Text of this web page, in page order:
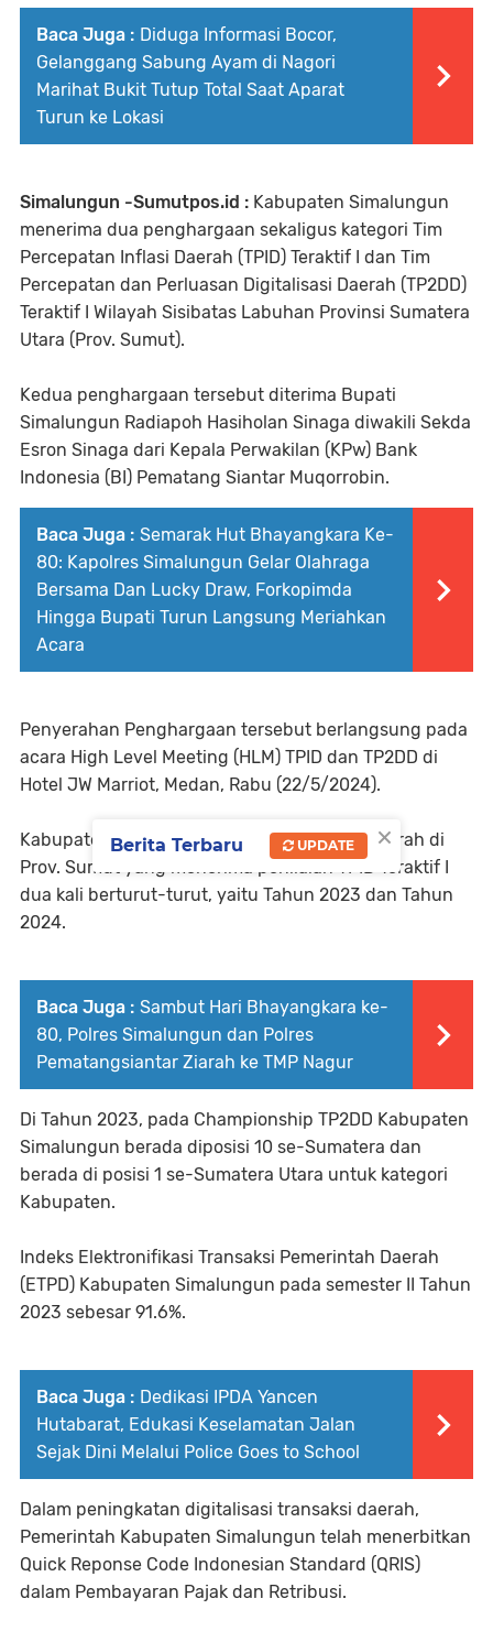
Baca Juga : Diduga Informasi Bocor,
Gelanggang Sabung Ayam di Nagori
Marihat Bukit Tutup Total Saat Aparat
Turun ke Lokasi
Simalungun -Sumutpos.id : Kabupaten Simalungun
menerima dua penghargaan sekaligus kategori Tim
Percepatan Inflasi Daerah (TPID) Teraktif I dan Tim
Percepatan dan Perluasan Digitalisasi Daerah (TP2DD)
Teraktif I Wilayah Sisibatas Labuhan Provinsi Sumatera
Utara (Prov. Sumut).
Kedua penghargaan tersebut diterima Bupati
Simalungun Radiapoh Hasiholan Sinaga diwakili Sekda
Esron Sinaga dari Kepala Perwakilan (KPw) Bank
Indonesia (BI) Pematang Siantar Muqorrobin.
Baca Juga : Semarak Hut Bhayangkara Ke-
80: Kapolres Simalungun Gelar Olahraga
Bersama Dan Lucky Draw, Forkopimda
Hingga Bupati Turun Langsung Meriahkan
Acara
Penyerahan Penghargaan tersebut berlangsung pada
acara High Level Meeting (HLM) TPID dan TP2DD di
Hotel JW Marriot, Medan, Rabu (22/5/2024).
Kabupaten Simalungun merupakan salah daerah di
Prov. Sumut yang menerima penilaian TPID Teraktif I
dua kali berturut-turut, yaitu Tahun 2023 dan Tahun
2024.
Baca Juga : Sambut Hari Bhayangkara ke-
80, Polres Simalungun dan Polres
Pematangsiantar Ziarah ke TMP Nagur
Di Tahun 2023, pada Championship TP2DD Kabupaten
Simalungun berada diposisi 10 se-Sumatera dan
berada di posisi 1 se-Sumatera Utara untuk kategori
Kabupaten.
Indeks Elektronifikasi Transaksi Pemerintah Daerah
(ETPD) Kabupaten Simalungun pada semester II Tahun
2023 sebesar 91.6%.
Baca Juga : Dedikasi IPDA Yancen
Hutabarat, Edukasi Keselamatan Jalan
Sejak Dini Melalui Police Goes to School
Dalam peningkatan digitalisasi transaksi daerah,
Pemerintah Kabupaten Simalungun telah menerbitkan
Quick Reponse Code Indonesian Standard (QRIS)
dalam Pembayaran Pajak dan Retribusi.
×
Berita Terbaru UPDATE